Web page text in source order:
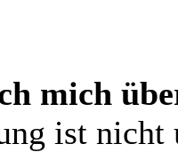
mich
ist